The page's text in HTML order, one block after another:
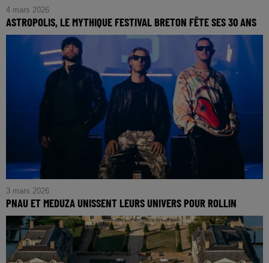
4 mars 2026
ASTROPOLIS, LE MYTHIQUE FESTIVAL BRETON FÊTE SES 30 ANS
3 mars 2026
PNAU ET MEDUZA UNISSENT LEURS UNIVERS POUR ROLLIN